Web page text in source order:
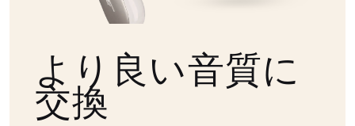
より良い音質に
交換